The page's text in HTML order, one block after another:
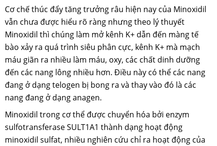
Cơ chế thúc đẩy tăng trưởng râu hiện nay của Minoxidil
vẫn chưa được hiểu rõ ràng nhưng theo lý thuyết
Minoxidil thì chúng làm mở kênh K+ dẫn đến màng tế
bào xảy ra quá trình siêu phân cực, kênh K+ mà mạch
máu giãn ra nhiều làm máu, oxy, các chất dinh dưỡng
đến các nang lông nhiều hơn. Điều này có thể các nang
đang ở dạng telogen bị bong ra và thay vào đó là các
nang đang ở dạng anagen.
Minoxidil trong cơ thể được chuyển hóa bởi enzym
sulfotransferase SULT1A1 thành dạng hoạt động
minoxidil sulfat, nhiều nghiên cứu chỉ ra hoạt động của